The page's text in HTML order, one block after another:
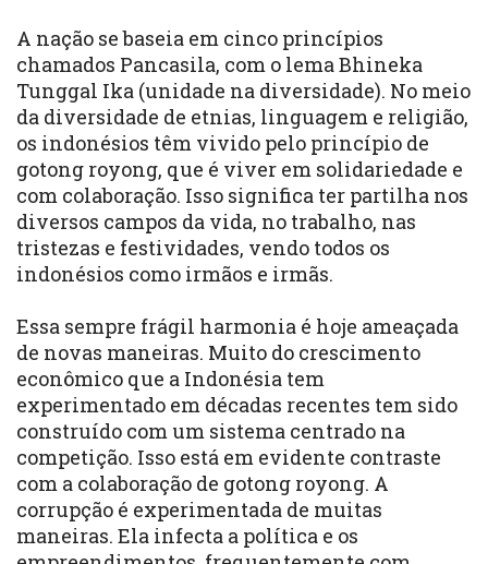
A nação se baseia em cinco princípios
chamados Pancasila, com o lema Bhineka
Tunggal Ika (unidade na diversidade). No meio
da diversidade de etnias, linguagem e religião,
os indonésios têm vivido pelo princípio de
gotong royong, que é viver em solidariedade e
com colaboração. Isso significa ter partilha nos
diversos campos da vida, no trabalho, nas
tristezas e festividades, vendo todos os
indonésios como irmãos e irmãs.
Essa sempre frágil harmonia é hoje ameaçada
de novas maneiras. Muito do crescimento
econômico que a Indonésia tem
experimentado em décadas recentes tem sido
construído com um sistema centrado na
competição. Isso está em evidente contraste
com a colaboração de gotong royong. A
corrupção é experimentada de muitas
maneiras. Ela infecta a política e os